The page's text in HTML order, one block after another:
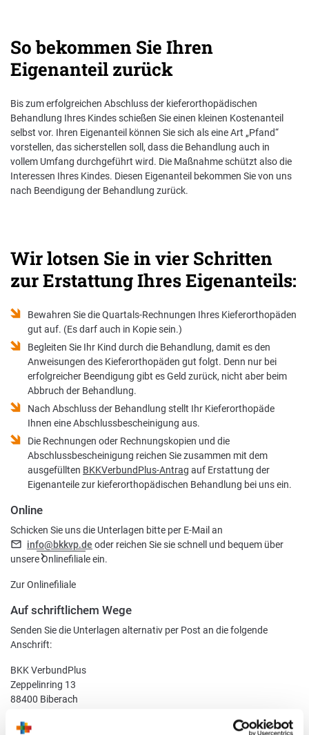
Markenbotschafter
So bekommen Sie Ihren
Eigenanteil zurück
Bis zum erfolgreichen Abschluss der kieferorthopädischen
Behandlung Ihres Kindes schießen Sie einen kleinen Kostenanteil
selbst vor. Ihren Eigenanteil können Sie sich als eine Art „Pfand“
vorstellen, das sicherstellen soll, dass die Behandlung auch in
vollem Umfang durchgeführt wird. Die Maßnahme schützt also die
Interessen Ihres Kindes. Diesen Eigenanteil bekommen Sie von uns
nach Beendigung der Behandlung zurück.
Wir lotsen Sie in vier Schritten
zur Erstattung Ihres Eigenanteils:
Bewahren Sie die Quartals-Rechnungen Ihres Kieferorthopäden
gut auf. (Es darf auch in Kopie sein.)
Begleiten Sie Ihr Kind durch die Behandlung, damit es den
Anweisungen des Kieferorthopäden gut folgt. Denn nur bei
erfolgreicher Beendigung gibt es Geld zurück, nicht aber beim
Abbruch der Behandlung.
Nach Abschluss der Behandlung stellt Ihr Kieferorthopäde
Ihnen eine Abschlussbescheinigung aus.
Die Rechnungen oder Rechnungskopien und die
Abschlussbescheinigung reichen Sie zusammen mit dem
ausgefüllten BKKVerbundPlus-Antrag auf Erstattung der
Eigenanteile zur kieferorthopädischen Behandlung bei uns ein.
Online
Schicken Sie uns die Unterlagen bitte per E-Mail an
info@bkkvp.de oder reichen Sie sie schnell und bequem über
unsere Onlinefiliale ein.
Zur Onlinefiliale
Auf schriftlichem Wege
Senden Sie die Unterlagen alternativ per Post an die folgende
Anschrift:
BKK VerbundPlus
Zeppelinring 13
88400 Biberach